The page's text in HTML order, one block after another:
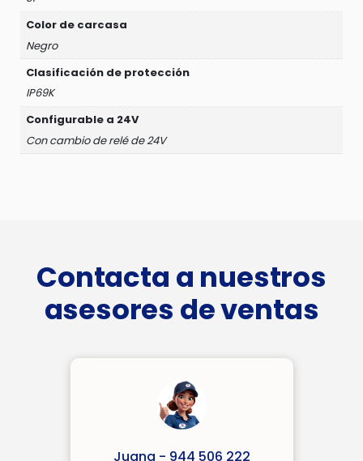
Color de carcasa
Negro
Clasificación de protección
IP69K
Configurable a 24V
Con cambio de relé de 24V
Contacta a nuestros
asesores de ventas
Juana - 944 506 222